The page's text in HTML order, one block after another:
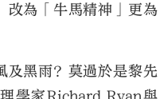
改為「牛馬精神」更為
及黑雨？莫過於是黎先